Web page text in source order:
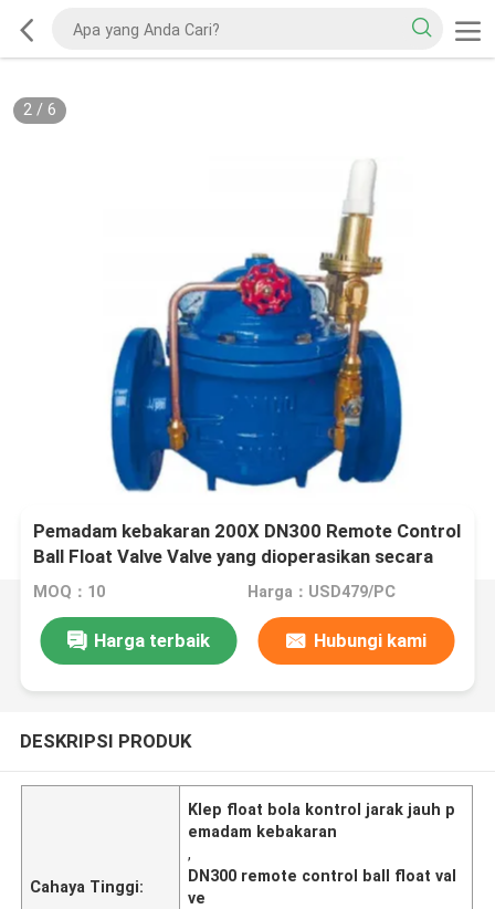
2/ 6
Pemadam kebakaran 200X DN300 Remote Control
Ball Float Valve Valve yang dioperasikan secara
hidrolik
MOQ：10 Harga：USD479/PC
Harga terbaik Hubungi kami
DESKRIPSI PRODUK
Cahaya Tinggi:
Klep float bola kontrol jarak jauh p
emadam kebakaran
,
DN300 remote control ball float val
ve